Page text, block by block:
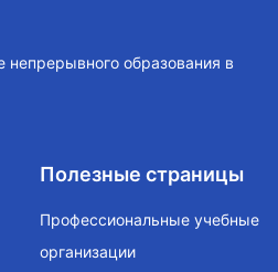
образования в
Полезные страницы
Профессиональные учебные
организации